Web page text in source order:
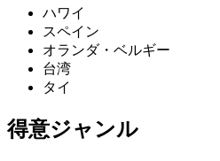
ハワイ
スペイン
オランダ・ベルギー
台湾
タイ
得意ジャンル